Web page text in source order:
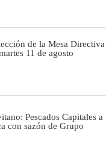
de la Mesa Directiva
11 de agosto
Pescados Capitales a
con sazón de Grupo